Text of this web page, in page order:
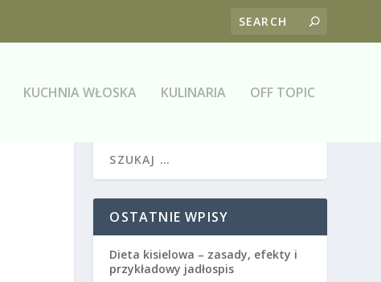
KUCHNIA WŁOSKA KULINARIA OFF TOPIC
OSTATNIE WPISY
Dieta kisielowa – zasady, efekty i
przykładowy jadłospis